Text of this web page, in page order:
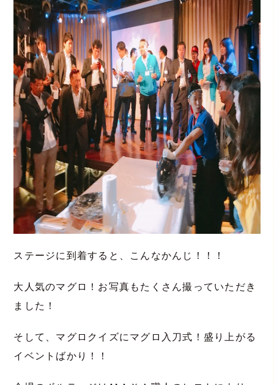
ステージに到着すると、こんなかんじ！！！
大人気のマグロ！お写真もたくさん撮っていただき
ました！
そして、マグロクイズにマグロ入刀式！盛り上がる
イベントばかり！！